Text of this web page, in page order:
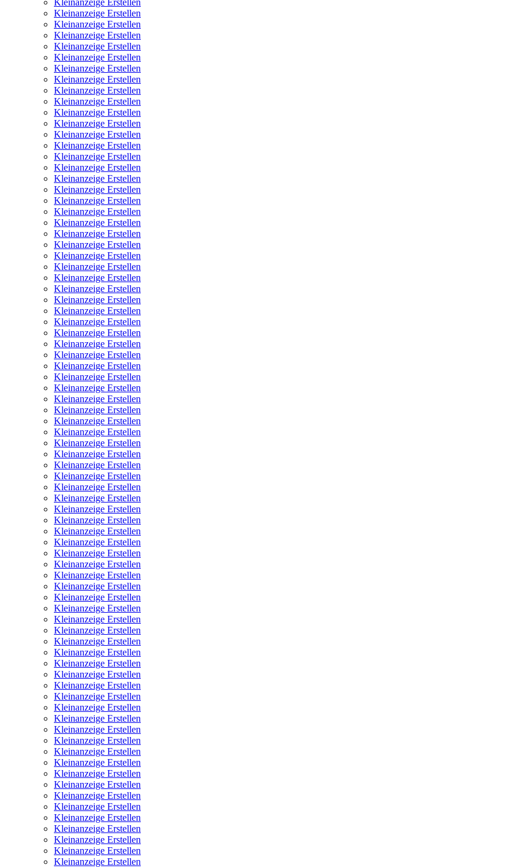
Kleinanzeige Erstellen
Kleinanzeige Erstellen
Kleinanzeige Erstellen
Kleinanzeige Erstellen
Kleinanzeige Erstellen
Kleinanzeige Erstellen
Kleinanzeige Erstellen
Kleinanzeige Erstellen
Kleinanzeige Erstellen
Kleinanzeige Erstellen
Kleinanzeige Erstellen
Kleinanzeige Erstellen
Kleinanzeige Erstellen
Kleinanzeige Erstellen
Kleinanzeige Erstellen
Kleinanzeige Erstellen
Kleinanzeige Erstellen
Kleinanzeige Erstellen
Kleinanzeige Erstellen
Kleinanzeige Erstellen
Kleinanzeige Erstellen
Kleinanzeige Erstellen
Kleinanzeige Erstellen
Kleinanzeige Erstellen
Kleinanzeige Erstellen
Kleinanzeige Erstellen
Kleinanzeige Erstellen
Kleinanzeige Erstellen
Kleinanzeige Erstellen
Kleinanzeige Erstellen
Kleinanzeige Erstellen
Kleinanzeige Erstellen
Kleinanzeige Erstellen
Kleinanzeige Erstellen
Kleinanzeige Erstellen
Kleinanzeige Erstellen
Kleinanzeige Erstellen
Kleinanzeige Erstellen
Kleinanzeige Erstellen
Kleinanzeige Erstellen
Kleinanzeige Erstellen
Kleinanzeige Erstellen
Kleinanzeige Erstellen
Kleinanzeige Erstellen
Kleinanzeige Erstellen
Kleinanzeige Erstellen
Kleinanzeige Erstellen
Kleinanzeige Erstellen
Kleinanzeige Erstellen
Kleinanzeige Erstellen
Kleinanzeige Erstellen
Kleinanzeige Erstellen
Kleinanzeige Erstellen
Kleinanzeige Erstellen
Kleinanzeige Erstellen
Kleinanzeige Erstellen
Kleinanzeige Erstellen
Kleinanzeige Erstellen
Kleinanzeige Erstellen
Kleinanzeige Erstellen
Kleinanzeige Erstellen
Kleinanzeige Erstellen
Kleinanzeige Erstellen
Kleinanzeige Erstellen
Kleinanzeige Erstellen
Kleinanzeige Erstellen
Kleinanzeige Erstellen
Kleinanzeige Erstellen
Kleinanzeige Erstellen
Kleinanzeige Erstellen
Kleinanzeige Erstellen
Kleinanzeige Erstellen
Kleinanzeige Erstellen
Kleinanzeige Erstellen
Kleinanzeige Erstellen
Kleinanzeige Erstellen
Kleinanzeige Erstellen
Kleinanzeige Erstellen